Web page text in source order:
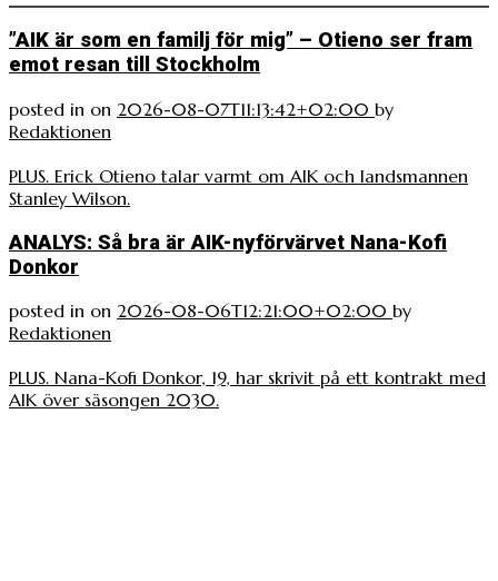
”AIK är som en familj för mig” – Otieno ser fram
emot resan till Stockholm
posted in on 2026-08-07T11:13:42+02:00 by
Redaktionen
PLUS. Erick Otieno talar varmt om AIK och landsmannen
Stanley Wilson.
ANALYS: Så bra är AIK-nyförvärvet Nana-Kofi
Donkor
posted in on 2026-08-06T12:21:00+02:00 by
Redaktionen
PLUS. Nana-Kofi Donkor, 19, har skrivit på ett kontrakt med
AIK över säsongen 2030.